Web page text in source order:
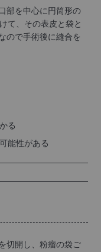
部を中心に円筒形の
て、その表皮と袋と
ので手術後に縫合を
る
能性がある
切開し、粉瘤の袋ご